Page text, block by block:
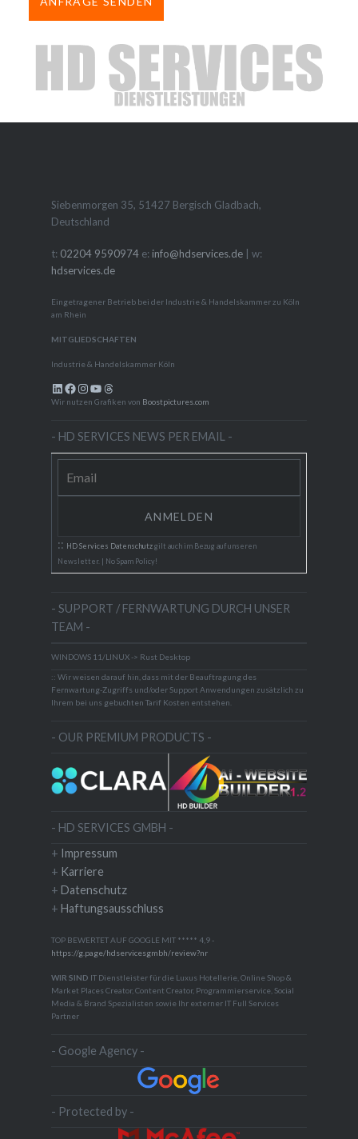
Siebenmorgen 35, 51427 Bergisch Gladbach,
Deutschland
t: 02204 9590974e: info@hdservices.de| w:
hdservices.de
Eingetragener Betrieb bei der Industrie & Handelskammer zu Köln
am Rhein
MITGLIEDSCHAFTEN
Industrie & Handelskammer Köln
LinkedIn Facebook Instagram YouTube Threads
Wir nutzen Grafiken von Boostpictures.com
- HD SERVICES NEWS PER EMAIL -
:: HD Services Datenschutzgilt auch im Bezug auf unseren
Newsletter. | No Spam Policy!
- SUPPORT / FERNWARTUNG DURCH UNSER
TEAM -
WINDOWS 11/LINUX -> Rust Desktop
:: Wir weisen darauf hin, dass mit der Beauftragung des
Fernwartung-Zugriffs und/oder Support Anwendungen zusätzlich zu
Ihrem bei uns gebuchten Tarif Kosten entstehen.
- OUR PREMIUM PRODUCTS -
- HD SERVICES GMBH -
+ Impressum
+ Karriere
+ Datenschutz
+ Haftungsausschluss
TOP BEWERTET AUF GOOGLE MIT ***** 4,9 -
https://g.page/hdservicesgmbh/review?nr
WIR SIND IT Dienstleister für die Luxus Hotellerie, Online Shop &
Market Places Creator, Content Creator, Programmierservice, Social
Media & Brand Spezialisten sowie Ihr externer IT Full Services
Partner
- Google Agency -
- Protected by -